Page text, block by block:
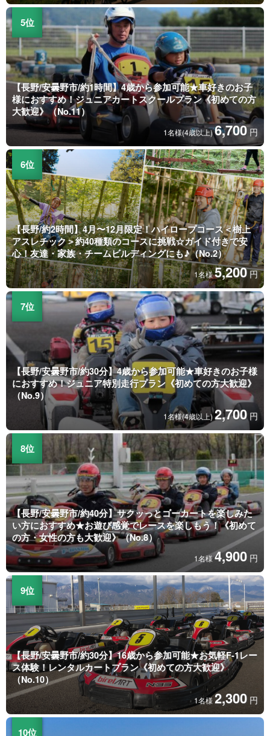
【長野/安曇野市/約1時間】4歳から参加可能★車好きのお子
様におすすめ！ジュニアカートスクールプラン《初めての方
大歓迎》（No.11）
1名様(4歳以上)6,700 円
【長野/約2時間】4月〜12月限定！ハイロープコース＜樹上
アスレチック＞約40種類のコースに挑戦☆ガイド付きで安
心！友達・家族・チームビルディングにも♪（No.2）
1名様5,200 円
【長野/安曇野市/約30分】4歳から参加可能★車好きのお子様
におすすめ！ジュニア特別走行プラン《初めての方大歓迎》
（No.9）
1名様(4歳以上)2,700 円
【長野/安曇野市/約40分】サクッっとゴーカートを楽しみた
い方におすすめ★お遊び感覚でレースを楽しもう！《初めて
の方・女性の方も大歓迎》（No.8）
1名様4,900 円
【長野/安曇野市/約30分】16歳から参加可能★お気軽F-1レー
ス体験！レンタルカートプラン《初めての方大歓迎》
（No.10）
1名様2,300 円